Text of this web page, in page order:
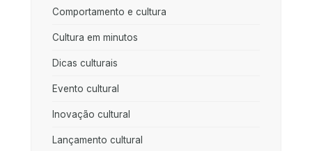
Comportamento e cultura
Cultura em minutos
Dicas culturais
Evento cultural
Inovação cultural
Lançamento cultural